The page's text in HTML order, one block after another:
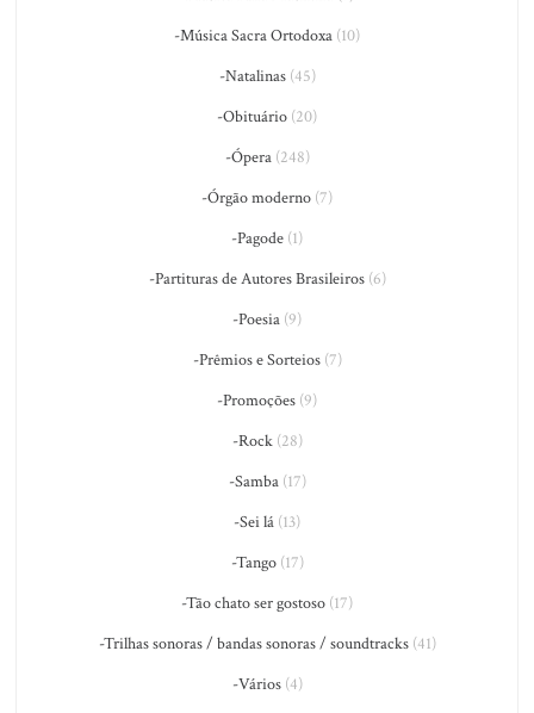
-Música Sacra Ortodoxa (10)
-Natalinas(45)
-Obituário (20)
-Ópera(248)
-Órgão moderno (7)
-Pagode (1)
-Partituras de Autores Brasileiros(6)
-Poesia (9)
-Prêmios e Sorteios(7)
-Promoções (9)
-Rock(28)
-Samba(17)
-Sei lá (13)
-Tango(17)
-Tão chato ser gostoso (17)
-Trilhas sonoras / bandas sonoras / soundtracks(41)
-Vários(4)